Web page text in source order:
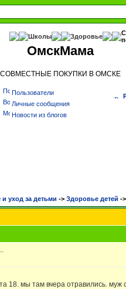
Школы Здоровье
ОмскМама
СОВМЕСТНЫЕ ПОКУПКИ В ОМСКЕ
Пользователи
Личные сообщения
Новости из блогов
уход за детьми -> Здоровье детей ->
18. мы там вчера отравились.